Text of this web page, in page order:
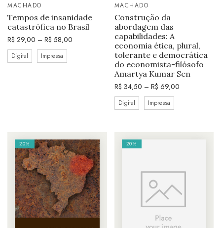
MACHADO
Tempos de insanidade
catastrófica no Brasil
R$ 29,00 – R$ 58,00
Digital Impressa
MACHADO
Construção da
abordagem das
capabilidades: A
economia ética, plural,
tolerante e democrática
do economista-filósofo
Amartya Kumar Sen
R$ 34,50 – R$ 69,00
Digital Impressa
20% 20%